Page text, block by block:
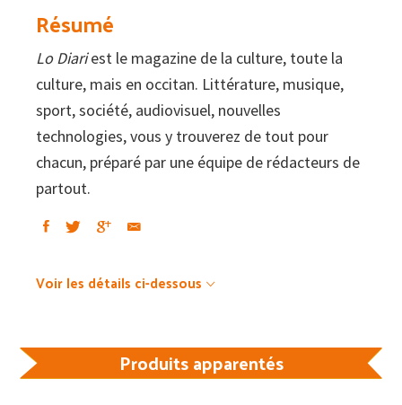
:
La
cultura,
en
occitan
#88
–
Lop
Résumé
Lo Diariest le magazine de la culture, toute la
culture, mais en occitan. Littérature, musique,
sport, société, audiovisuel, nouvelles
technologies, vous y trouverez de tout pour
chacun, préparé par une équipe de rédacteurs de
partout.
Voir les détails ci-dessous
Produits apparentés